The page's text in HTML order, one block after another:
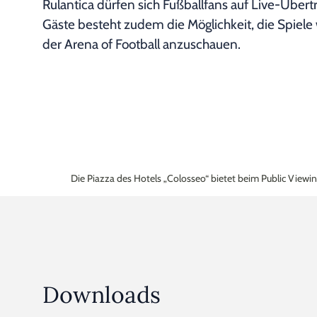
Rulantica dürfen sich Fußballfans auf Live-
Gäste besteht zudem die Möglichkeit, die
der Arena of Football anzuschauen.
Die Piazza des Hotels „Colosseo“ bietet beim Public
Downloads